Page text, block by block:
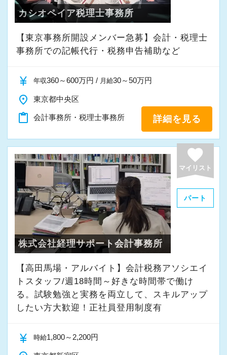
カシオペイア税理士事務所
【東京事務所開設メンバー急募】会計・税理士
事務所での記帳代行・税務申告補助など
currency_yen 年収360～600万円 / 月給30～50万円
place 東京都中央区
content_paste 会計事務所・税理士事務所 詳細を見る
favorite
マイリスト
パート
株式会社経理サポート会計事務所
【高田馬場・アルバイト】会計税務アソシエイ
トスタッフ/週18時間～好きな時間帯で働け
る。試験勉強と実務を両立して、スキルアップ
したい方大歓迎！正社員登用制度有
currency_yen 時給1,800～2,200円